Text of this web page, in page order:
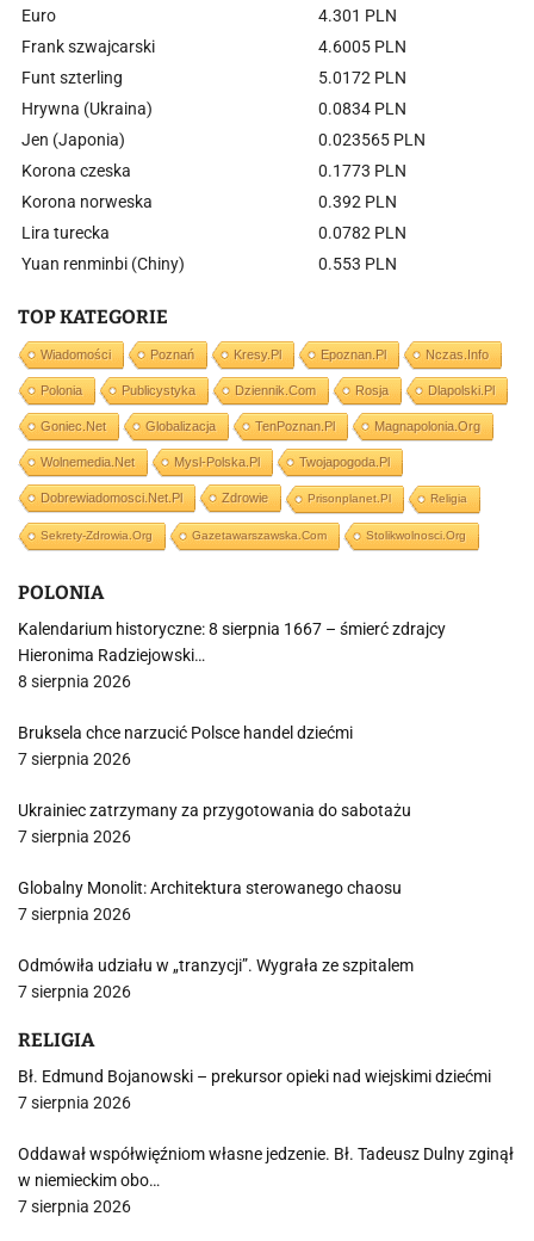
Euro
4.301 PLN
Frank szwajcarski
4.6005 PLN
Funt szterling
5.0172 PLN
Hrywna (Ukraina)
0.0834 PLN
Jen (Japonia)
0.023565 PLN
Korona czeska
0.1773 PLN
Korona norweska
0.392 PLN
Lira turecka
0.0782 PLN
Yuan renminbi (Chiny)
0.553 PLN
TOP KATEGORIE
Wiadomości Poznań Kresy.pl Epoznan.pl Nczas.info
Polonia Publicystyka Dziennik.com Rosja Dlapolski.pl
Goniec.net Globalizacja TenPoznan.pl Magnapolonia.org
Wolnemedia.net Mysl-Polska.pl Twojapogoda.pl
Dobrewiadomosci.net.pl Zdrowie Prisonplanet.pl Religia
Sekrety-Zdrowia.org Gazetawarszawska.com Stolikwolnosci.org
POLONIA
Kalendarium historyczne: 8 sierpnia 1667 – śmierć zdrajcy
Hieronima Radziejowski…
8 sierpnia 2026
Bruksela chce narzucić Polsce handel dziećmi
7 sierpnia 2026
Ukrainiec zatrzymany za przygotowania do sabotażu
7 sierpnia 2026
Globalny Monolit: Architektura sterowanego chaosu
7 sierpnia 2026
Odmówiła udziału w „tranzycji”. Wygrała ze szpitalem
7 sierpnia 2026
RELIGIA
Bł. Edmund Bojanowski – prekursor opieki nad wiejskimi dziećmi
7 sierpnia 2026
Oddawał współwięźniom własne jedzenie. Bł. Tadeusz Dulny zginął
w niemieckim obo…
7 sierpnia 2026